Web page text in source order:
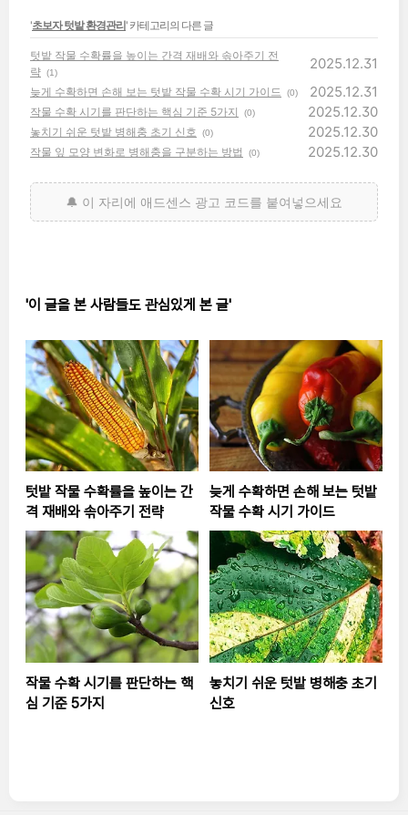
'초보자 텃밭 환경관리' 카테고리의 다른 글
텃밭 작물 수확률을 높이는 간격 재배와 솎아주기 전
략 (1)
2025.12.31
늦게 수확하면 손해 보는 텃밭 작물 수확 시기 가이드 (0) 2025.12.31
작물 수확 시기를 판단하는 핵심 기준 5가지 (0) 2025.12.30
놓치기 쉬운 텃밭 병해충 초기 신호 (0) 2025.12.30
작물 잎 모양 변화로 병해충을 구분하는 방법 (0) 2025.12.30
'이 글을 본 사람들도 관심있게 본 글'
텃밭 작물 수확률을 높이는 간
격 재배와 솎아주기 전략
늦게 수확하면 손해 보는 텃밭
작물 수확 시기 가이드
작물 수확 시기를 판단하는 핵
심 기준 5가지
놓치기 쉬운 텃밭 병해충 초기
신호